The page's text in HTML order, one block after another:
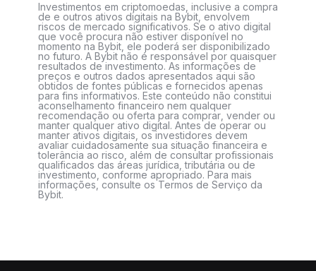
Investimentos em criptomoedas, inclusive a compra
de e outros ativos digitais na Bybit, envolvem
riscos de mercado significativos. Se o ativo digital
que você procura não estiver disponível no
momento na Bybit, ele poderá ser disponibilizado
no futuro. A Bybit não é responsável por quaisquer
resultados de investimento. As informações de
preços e outros dados apresentados aqui são
obtidos de fontes públicas e fornecidos apenas
para fins informativos. Este conteúdo não constitui
aconselhamento financeiro nem qualquer
recomendação ou oferta para comprar, vender ou
manter qualquer ativo digital. Antes de operar ou
manter ativos digitais, os investidores devem
avaliar cuidadosamente sua situação financeira e
tolerância ao risco, além de consultar profissionais
qualificados das áreas jurídica, tributária ou de
investimento, conforme apropriado. Para mais
informações, consulte os Termos de Serviço da
Bybit.